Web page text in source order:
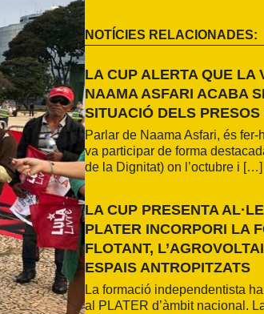
NOTÍCIES RELACIONADES:
LA CUP ALERTA QUE LA
NAAMA ASFARI ACABA
SITUACIÓ DELS
Parlar de Naama Asfari, és fer-
va participar de forma
de la Dignitat) on l’octubre i […]
LA CUP PRESENTA
PLATER INCORPORI LA
FLOTANT,
ESPAIS ANTROPITZATS
La formació independentista
al PLATER d’àmbit nacional.